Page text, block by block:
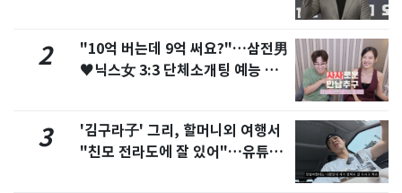
2
"10억 버는데 9억 써요?"…삼전男
♥닉스女 3:3 단체소개팅 예능 화
3
'김구라子' 그리, 할머니외 여행서
"친모 전라도에 잘 있어"…유튜브